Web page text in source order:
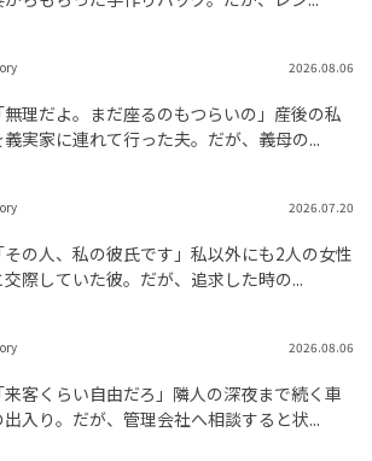
2026.08.06
「無理だよ。まだ座るのもつらいの」産後の私
義実家に連れて行った夫。だが、義母の...
2026.07.20
「その人、私の彼氏です」私以外にも2人の女性
交際していた彼。だが、追求した時の...
2026.08.06
「来客くらい自由だろ」隣人の深夜まで続く車
出入り。だが、管理会社へ相談すると状...